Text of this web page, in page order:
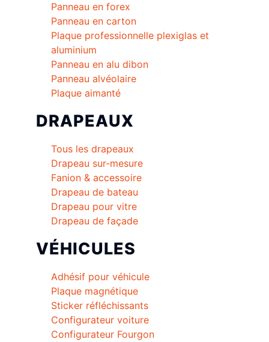
Panneau en forex
Panneau en carton
Plaque professionnelle plexiglas et
aluminium
Panneau en alu dibon
Panneau alvéolaire
Plaque aimanté
DRAPEAUX
Tous les drapeaux
Drapeau sur-mesure
Fanion & accessoire
Drapeau de bateau
Drapeau pour vitre
Drapeau de façade
VÉHICULES
Adhésif pour véhicule
Plaque magnétique
Sticker réfléchissants
Configurateur voiture
Configurateur Fourgon